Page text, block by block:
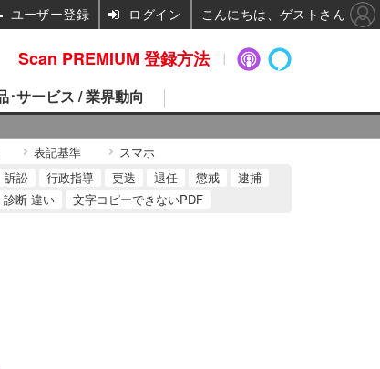
･サービス / 業界動向
表記基準 スマホ
訴訟 行政指導 更迭 退任 懲戒
逮捕
断 違い 文字コピーできないPDF
Scan PREMIUM 登録方法
ユーザー登録 ログイン こんにちは、ゲストさん